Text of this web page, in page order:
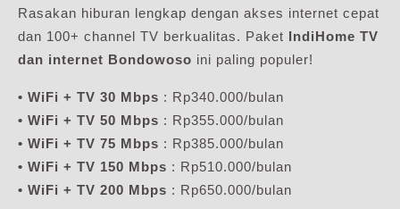
Rasakan hiburan lengkap dengan akses internet cepat
dan 100+ channel TV berkualitas. Paket IndiHome TV
dan internet Bondowoso ini paling populer!
• WiFi + TV 30 Mbps : Rp340.000/bulan
• WiFi + TV 50 Mbps : Rp355.000/bulan
• WiFi + TV 75 Mbps : Rp385.000/bulan
• WiFi + TV 150 Mbps : Rp510.000/bulan
• WiFi + TV 200 Mbps : Rp650.000/bulan